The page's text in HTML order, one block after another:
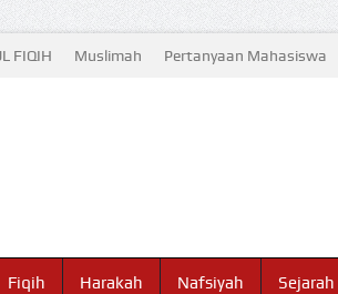
FIQIH Muslimah Pertanyaan Mahasiswa
Fiqih Harakah Nafsiyah